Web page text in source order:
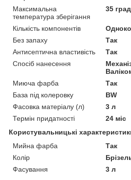
Максимальна
температура зберігання
35
Кількість компонентів
Без запаху
Так
Антисептична властивість
Так
Спосіб нанесення
Миюча фарба
Так
База під колеровку
BW
Фасовка матеріалу (л)
3 л
Термін придатності
24 міс
Користувальницькі
Мийна фарба
Так
Колір
Фасування
3 л